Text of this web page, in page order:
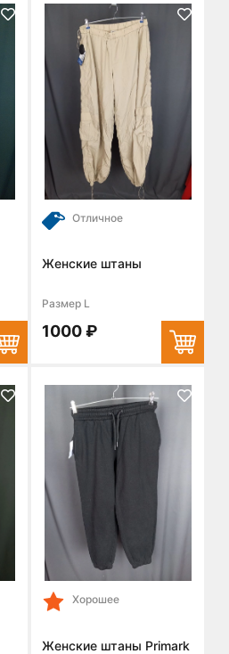
Отличное
Женские штаны
Размер L
1000 ₽
Хорошее
Женские штаны Primark